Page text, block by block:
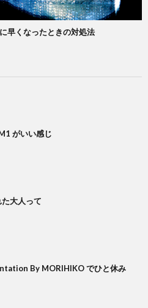
早くなったときの対処法
がいい感じ
大人って
By MORIHIKO でひと休み